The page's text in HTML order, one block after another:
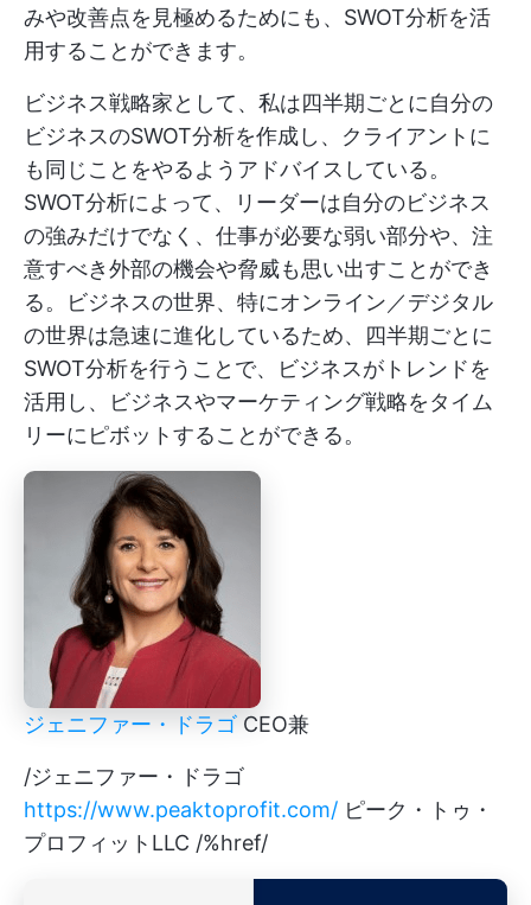
みや改善点を見極めるためにも、SWOT分析を活
用することができます。
ビジネス戦略家として、私は四半期ごとに自分の
ビジネスのSWOT分析を作成し、クライアントに
も同じことをやるようアドバイスしている。
SWOT分析によって、リーダーは自分のビジネス
の強みだけでなく、仕事が必要な弱い部分や、注
意すべき外部の機会や脅威も思い出すことができ
る。ビジネスの世界、特にオンライン／デジタル
の世界は急速に進化しているため、四半期ごとに
SWOT分析を行うことで、ビジネスがトレンドを
活用し、ビジネスやマーケティング戦略をタイム
リーにピボットすることができる。
ジェニファー・ドラゴ CEO兼
/ジェニファー・ドラゴ
https://www.peaktoprofit.com/ ピーク・トゥ・
プロフィットLLC /%href/